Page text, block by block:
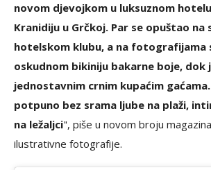
novom djevojkom u luksuznom
Kranidiju u Grčkoj. Par se opuštao na
hotelskom klubu, a na fotografijama
oskudnom bikiniju bakarne boje, dok
jednostavnim crnim kupaćim
potpuno bez srama ljube na plaži,
na ležaljci", piše u novom broju
ilustrativne fotografije.